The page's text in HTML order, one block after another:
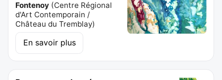
Fontenoy (Centre Régional
d'Art Contemporain /
Château du Tremblay)
En savoir plus